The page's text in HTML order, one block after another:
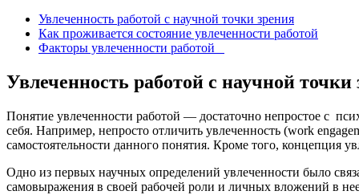
Увлеченность работой с научной точки зрения
Как проживается состояние увлеченности работой
Факторы увлеченности работой
Увлеченность работой с научной точки
Понятие увлеченности работой — достаточно непростое с
себя. Например, непросто отличить увлеченность (work
самостоятельности данного понятия. Кроме того, концепция
Одно из первых научных определений увлеченности было
самовыражения в своей рабочей роли и личных вложений в